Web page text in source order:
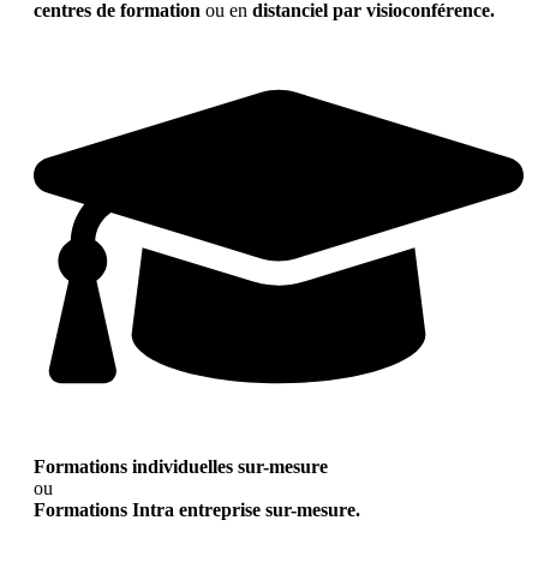
centres de formation ou en distanciel par visioconférence.
Formations individuelles sur-mesure
ou
Formations Intra entreprise sur-mesure.